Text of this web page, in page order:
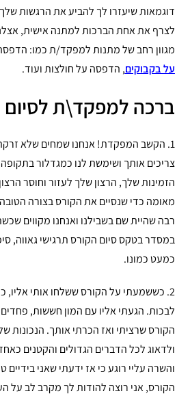
דוגמאות שיעזרו לך להביע את הרגשות
לצרף את אחת הברכות למתנה אישית,
מגוון רחב של מתנות למפקד/ת כמו:
על בקבוקים, הדפסה על חולצות ועוד.
ברכה למפקד\ת לסיום
1. הקשב המפקדת! אנחנו שמחים שלא זרקת
צריכים אותך ושימשת לנו כמגדלור
הזמינות שלך, הרצון שלך לעזור וחוסר
מאומה כדי שנסיים את הקורס בצורה
רבה שהיית שם בשבילנו ואנחנו מקווים
במסדר בטקס סיום הקורס תרגישי גאווה,
כמעט כמונו.
2. כששמעתי על הקורס ששלחו אותי אליו,
לבכות. הגעתי אליו עם המון חששות,
הקורס שרציתי ואז הכרתי אותך. הנכונות
ולדאוג לכל הדברים הגדולים והקטנים
והשרה עליי רוגע כי אז ידעתי שאני בידיים
הקורס, אני רוצה להודות לך מקרב לב על